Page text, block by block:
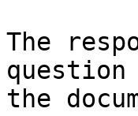
The
the